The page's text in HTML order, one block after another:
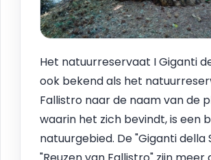
Het natuurreservaat I Giganti
ook bekend als het
Fallistro naar de naam van de
waarin het zich bevindt, is een
natuurgebied. De "Giganti della